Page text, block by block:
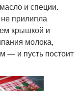
и специи.
прилипла
крышкой и
молока,
— и пусть постоит